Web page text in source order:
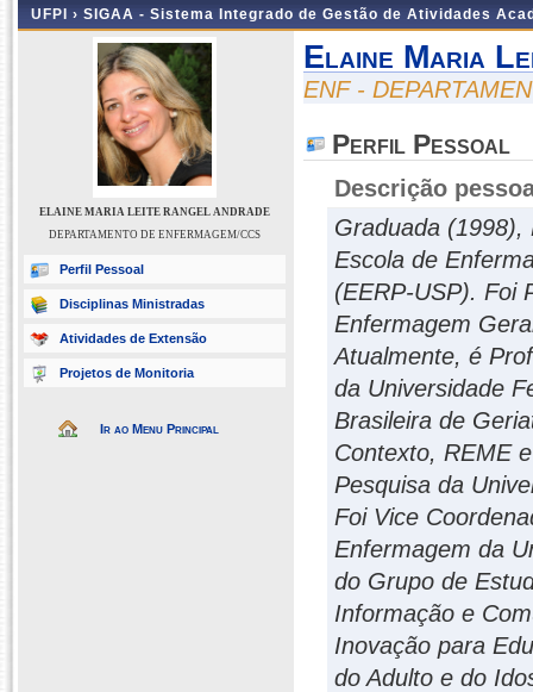
UFPI › SIGAA - Sistema Integrado de Gestão de Atividades
ELAINE MARIA LEITE RANGEL ANDRADE
DEPARTAMENTO DE ENFERMAGEM/CCS
Perfil Pessoal
Disciplinas Ministradas
Atividades de Extensão
Projetos de Monitoria
Ir ao Menu Principal
Elaine Maria
ENF -
Perfil Pessoal
Descrição
Graduada
Escola de
(EERP-USP). Foi
Enfermagem
Atualmente, é
da Universidade
Brasileira de
Contexto, REME
Pesquisa da
Foi Vice
Enfermagem da
do Grupo de
Informação e
Inovação para
do Adulto e do